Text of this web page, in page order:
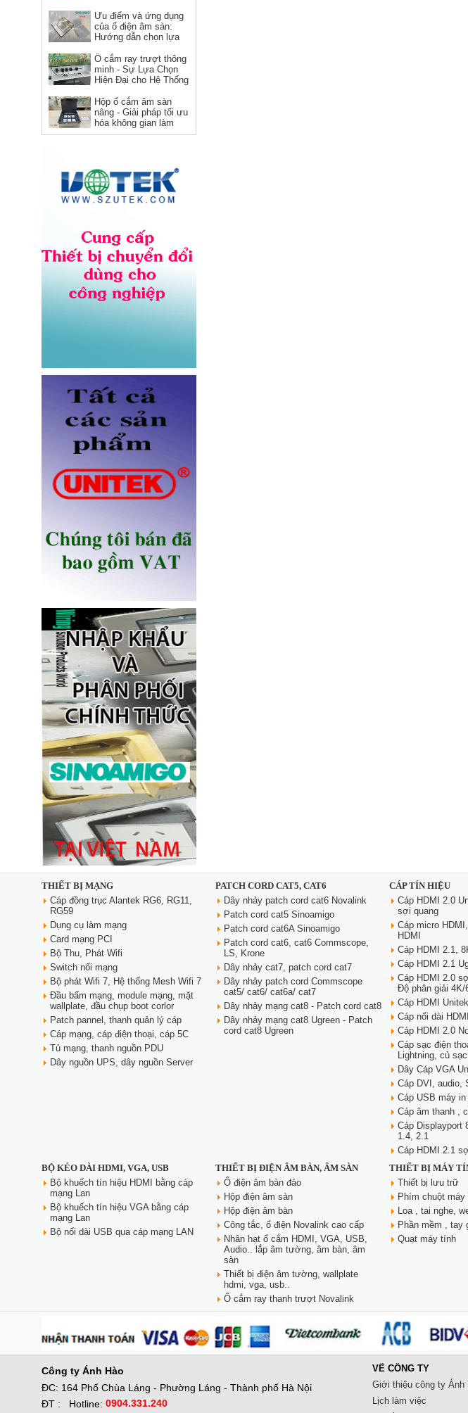
Giá: 150,000 VNĐ
chịu tải 20A cho server và UPS
Giá: Liên hệ
Ổ điện âm bàn Sinoamigo STS-
R90B-2 chính hãng
Ổ điện âm bàn đảo bếp có sạc
không dây 15W, USB-C -
Novalink KA-01
Giá: 2,650,000 VNĐ
Ổ cắm âm bàn đảo bếp nâng
hạ, tích hợp sạc không dây, loa
bluetooth Sinoamigo STP-
2AB/Pub+Qi
Giá: 4,600,000 VNĐ
Dây nguồn C19 C20 dài 3m tiết
diện 3x2.5 mm2 dùng cho PDU
Giá: 370,000 VNĐ
Sinoamigo STP-1RB-3 | Trụ kéo
tiện dụng, có USB sạc nhanh
Giá: 2,300,000 VNĐ
Ưu điểm và ứng dụng
của ổ điện âm sàn:
Hướng dẫn chọn lựa
Ổ cắm ray trượt thông
minh - Sự Lựa Chọn
Hiện Đại cho Hệ Thống
Hộp ổ cắm âm sàn
nâng - Giải pháp tối ưu
hóa không gian làm
việc
THIẾT BỊ MẠNG
Cáp đồng trục Alantek RG6, RG11,
RG59
Dụng cụ làm mạng
Card mạng PCI
Bộ Thu, Phát Wifi
Switch nối mạng
Bộ phát Wifi 7, Hệ thống Mesh Wifi 7
Đầu bấm mạng, module mạng, mặt
wallplate, đầu chụp boot corlor
Patch pannel, thanh quản lý cáp
Cáp mạng, cáp điện thoại, cáp 5C
Tủ mạng, thanh nguồn PDU
Dây nguồn UPS, dây nguồn Server
PATCH CORD CAT5, CAT6
Dây nhảy patch cord cat6 Novalink
Patch cord cat5 Sinoamigo
Patch cord cat6A Sinoamigo
Patch cord cat6, cat6 Commscope,
LS, Krone
Dây nhảy cat7, patch cord cat7
Dây nhảy patch cord Commscope
cat5/ cat6/ cat6a/ cat7
Dây nhảy mạng cat8 - Patch cord cat8
Dây nhảy mạng cat8 Ugreen - Patch
cord cat8 Ugreen
CÁP TÍN HIỆU
Cáp HDMI 2.0
sợi quang
Cáp micro
HDMI
Cáp HDMI 2.1,
Cáp HDMI 2.1
Cáp HDMI 2.0
Độ phân giải 4K/
Cáp HDMI
Cáp nối dài
Cáp HDMI 2.0
Cáp sạc điện
Lightning, củ
Dây Cáp VGA
Cáp DVI, audio,
Cáp USB máy
Cáp âm thanh ,
Cáp Displayport
1.4, 2.1
Cáp HDMI 2.1
BỘ KÉO DÀI HDMI, VGA, USB
Bộ khuếch tín hiệu HDMI bằng cáp
mạng Lan
Bộ khuếch tín hiệu VGA bằng cáp
mạng Lan
Bộ nối dài USB qua cáp mạng LAN
THIẾT BỊ ĐIỆN ÂM BÀN, ÂM SÀN
Ổ điện âm bàn đảo
Hộp điện âm sàn
Hộp điện âm bàn
Công tắc, ổ điện Novalink cao cấp
Nhân hạt ổ cắm HDMI, VGA, USB,
Audio.. lắp âm tường, âm bàn, âm
sàn
Thiết bị điện âm tường, wallplate
hdmi, vga, usb..
Ổ cắm ray thanh trượt Novalink
THIẾT BỊ MÁY
Thiết bị lưu trữ
Phím chuột máy
Loa , tai nghe,
Phần mềm , tay
Quạt máy tính
Công ty Ánh Hào
ĐC: 164 Phố Chùa Láng - Phường Láng - Thành phố Hà Nội
ĐT :
Hotline: 0904.331.240
VỀ CÔNG TY
Giới thiệu công ty Ánh
Lịch làm việc